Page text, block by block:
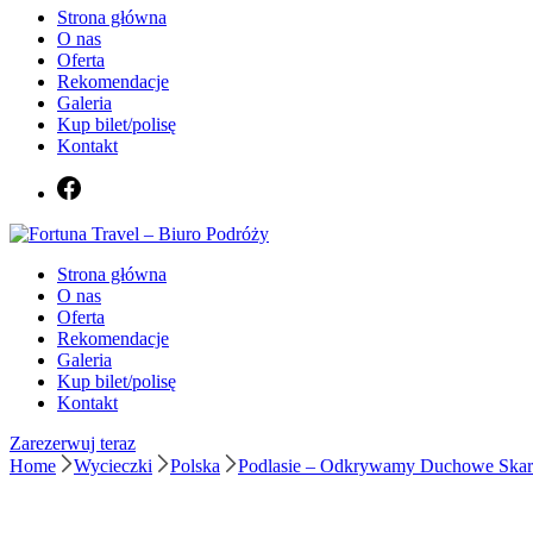
Strona główna
O nas
Oferta
Rekomendacje
Galeria
Kup bilet/polisę
Kontakt
Fortuna Travel – Biuro Podróży
Biuro podróży Fortuna Travel
Strona główna
O nas
Oferta
Rekomendacje
Galeria
Kup bilet/polisę
Kontakt
Zarezerwuj teraz
Home
Wycieczki Polska Podlasie – Odkrywamy Duchowe